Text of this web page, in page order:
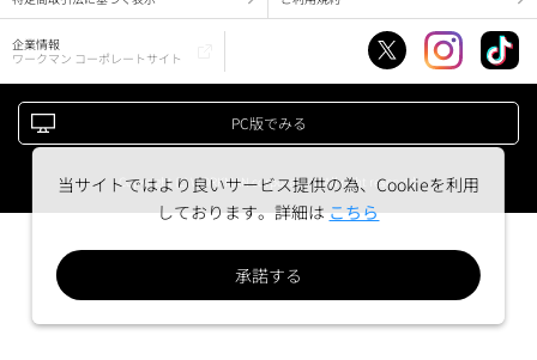
企業情報
ワークマン コーポレートサイト
PC版でみる
Copyright (c) WORKMAN corporation. All right reserved.
当サイトではより良いサービス提供の為、Cookieを利用
しております。詳細はこちら
承諾する